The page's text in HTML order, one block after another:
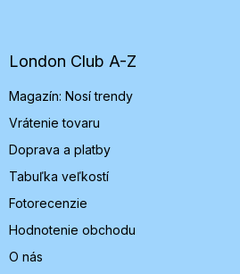
e
London Club A-Z
Magazín: Nosí trendy
Vrátenie tovaru
Doprava a platby
Tabuľka veľkostí
Fotorecenzie
Hodnotenie obchodu
O nás